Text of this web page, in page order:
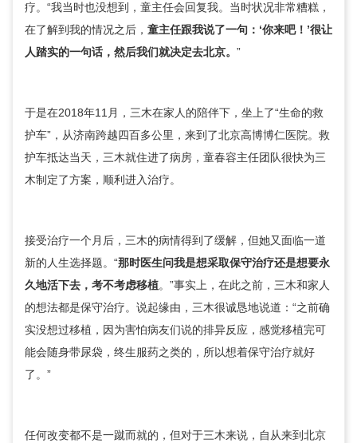
疗。“我当时也没想到，童主任会回复我。当时状况非常糟糕，
在了解到我的情况之后， 童主任跟我说了一句：‘你来吧！’很让
人踏实的一句话，然后我们就决定去北京。 ”
于是在2018年11月，三木在家人的陪伴下，坐上了“生命的救
护车”，从济南跨越四百多公里，来到了北京高博博仁医院。救
护车抵达当天，三木就住进了病房， 童春容主任团队很快为三
木制定了方案，顺利进入治疗。
接受治疗一个月后，三木的病情得到了缓解，但她又面临一道
新的人生选择题。“那时医生问我是想采取保守治疗还是想要永
久地活下去，考不考虑移植。”事实上，在此之前，三木和家人
的想法都是保守治疗。说起缘由，三木很诚恳地说道：“之前确
实没想过移植，因为害怕病友们说的排异反应，感觉移植完可
能会随身带尿袋，终生服药之类的，所以想着保守治疗就好
了。”
任何改变都不是一蹴而就的，但对于三木来说，自从来到北京